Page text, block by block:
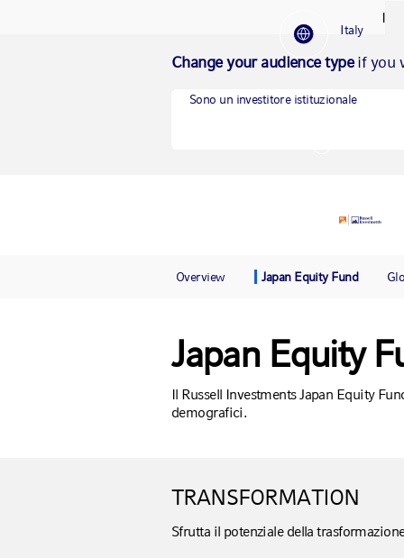
Italy
I
Change your audience typeif you
Sono un investitore istituzionale
Overview Japan Equity Fund
Japan Equity
Il Russell Investments Japan Equity
demografici.
TRANSFORMATION
Sfrutta il potenziale della